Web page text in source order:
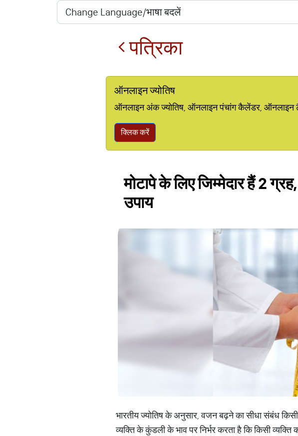
पत्रिका
ऑनलाइन ज्योतिष
ऑनलाइन अंक ज्योतिष, ऑनलाइन पंचांग कैलेंडर, ऑनलाइन
क्लिक करें
मोटापे के लिए जिम्मेदार हैं 2
उपाय
भारतीय ज्योतिष के अनुसार, वजन बढ़ने का सीधा संबंध
व्यक्ति के कुंडली के भाव पर निर्भर करता है कि किसी